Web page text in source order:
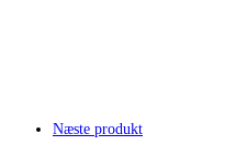
Næste produkt